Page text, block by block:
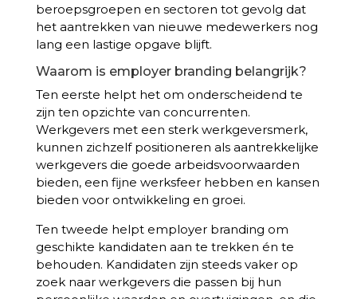
beroepsgroepen en sectoren tot gevolg dat
het aantrekken van nieuwe medewerkers nog
lang een lastige opgave blijft.
Waarom is employer branding belangrijk?
Ten eerste helpt het om onderscheidend te
zijn ten opzichte van concurrenten.
Werkgevers met een sterk werkgeversmerk,
kunnen zichzelf positioneren als aantrekkelijke
werkgevers die goede arbeidsvoorwaarden
bieden, een fijne werksfeer hebben en kansen
bieden voor ontwikkeling en groei.
Ten tweede helpt employer branding om
geschikte kandidaten aan te trekken én te
behouden. Kandidaten zijn steeds vaker op
zoek naar werkgevers die passen bij hun